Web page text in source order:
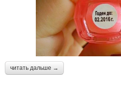
читать дальше →